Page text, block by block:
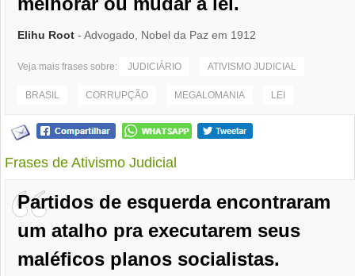
Elihu Root - Advogado, Nobel da Paz em 1912
Veja mais frases sobre: JUDICIÁRIO ATIVISMO JUDICIAL
BRASIL CORRUPÇÃO MEGALOMANIA LEI
Frases de Ativismo Judicial
Partidos de esquerda encontraram
um atalho pra executarem seus
maléficos planos socialistas.